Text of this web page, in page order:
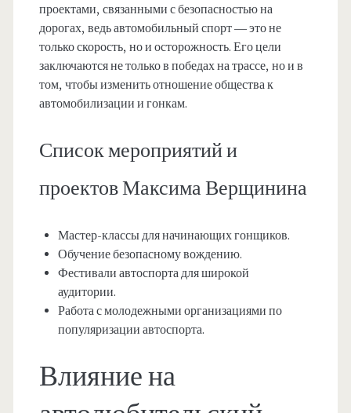
проектами, связанными с безопасностью на
дорогах, ведь автомобильный спорт — это не
только скорость, но и осторожность. Его цели
заключаются не только в победах на трассе, но и в
том, чтобы изменить отношение общества к
автомобилизации и гонкам.
Список мероприятий и
проектов Максима Верщинина
Мастер-классы для начинающих гонщиков.
Обучение безопасному вождению.
Фестивали автоспорта для широкой
аудитории.
Работа с молодежными организациями по
популяризации автоспорта.
Влияние на